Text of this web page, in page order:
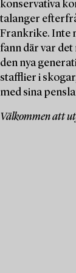
konservativa
talanger
Frankrike. Inte
fann där var
den nya
stafflier i
med sina
Välkommen att